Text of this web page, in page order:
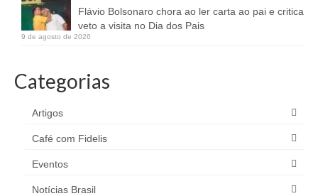
Flávio Bolsonaro chora ao ler carta ao pai e critica
veto a visita no Dia dos Pais
9 de agosto de 2026
Categorias
Artigos
Café com Fidelis
Eventos
Notícias Brasil